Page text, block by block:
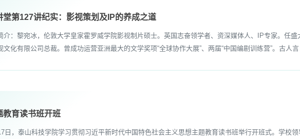
堂第127讲纪实：影视策划及IP的养成之道
黎宛冰，伦敦大学皇家霍罗威学院影视制片硕士。英国志奋领学者、资深媒体人、IP专家。任盛
文化有限公司总裁。曾成功运营亚洲最大的文学奖项“全球协作大展”、两届“中国编剧训练营”。古人
教育读书班开班
，泰山科技学院学习贯彻习近平新时代中国特色社会主义思想主题教育读书班举行开班式。学校